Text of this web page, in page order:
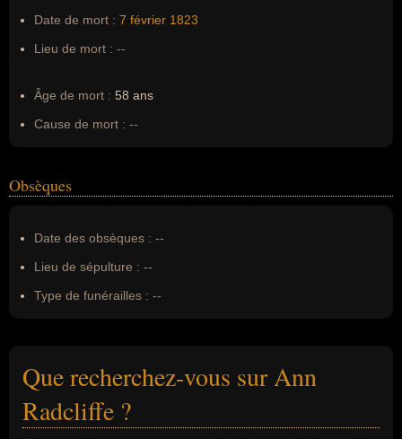
Date de mort : 7 février 1823
Lieu de mort : --
Âge de mort : 58 ans
Cause de mort : --
Obsèques
Date des obsèques : --
Lieu de sépulture : --
Type de funérailles : --
Que recherchez-vous sur Ann
Radcliffe ?